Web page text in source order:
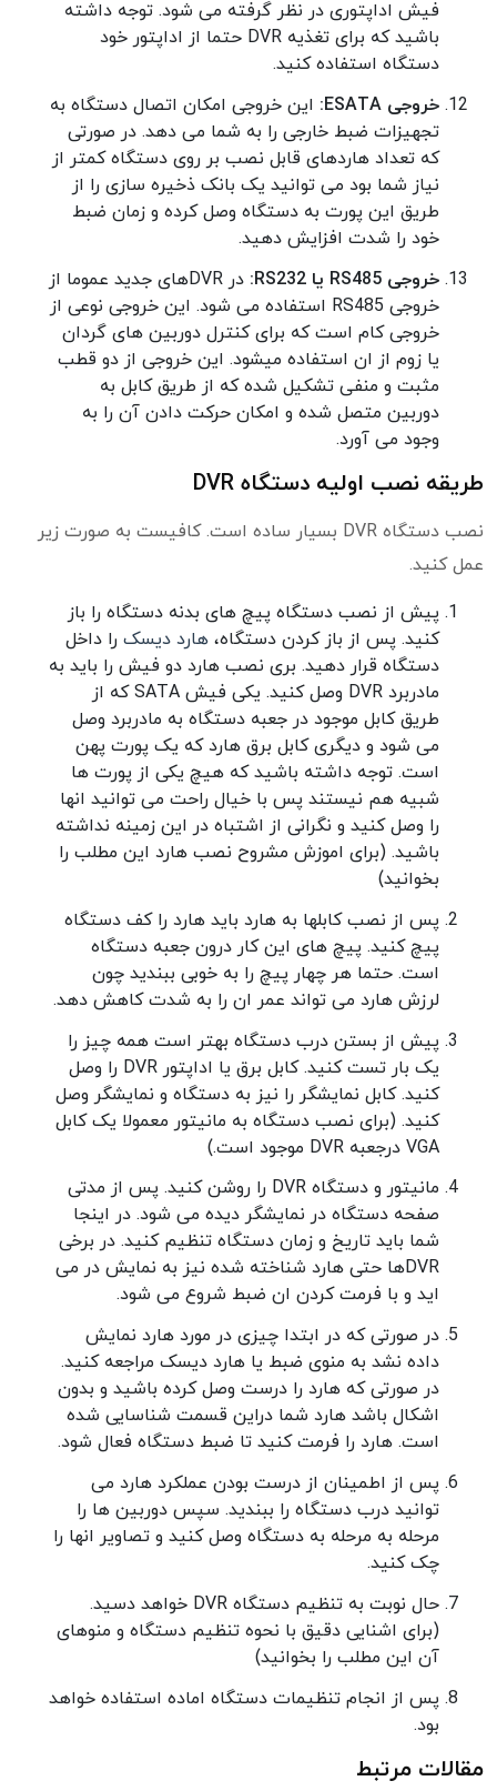
فیش اداپتوری در نظر گرفته می شود. توجه داشته
باشید که برای تغذیه DVR حتما از اداپتور خود
دستگاه استفاده کنید.
خروجی ESATA:
این خروجی امکان اتصال دستگاه به
تجهیزات ضبط خارجی را به شما می دهد. در صورتی
که تعداد هاردهای قابل نصب بر روی دستگاه کمتر از
نیاز شما بود می توانید یک بانک ذخیره سازی را از
طریق این پورت به دستگاه وصل کرده و زمان ضبط
خود را شدت افزایش دهید.
خروجی RS485 یا RS232:
در DVRهای جدید عموما از
خروجی RS485 استفاده می شود. این خروجی نوعی از
خروجی کام است که برای کنترل دوربین های گردان
یا زوم از ان استفاده میشود. این خروجی از دو قطب
مثبت و منفی تشکیل شده که از طریق کابل به
دوربین متصل شده و امکان حرکت دادن آن را به
وجود می آورد.
طریقه نصب اولیه دستگاه DVR
نصب دستگاه DVR بسیار ساده است. کافیست به صورت زیر
عمل کنید.
پیش از نصب دستگاه پیچ های بدنه دستگاه را باز
کنید. پس از باز کردن دستگاه، هارد دیسک را داخل
دستگاه قرار دهید. بری نصب هارد دو فیش را باید به
مادربرد DVR وصل کنید. یکی فیش SATA که از
طریق کابل موجود در جعبه دستگاه به مادربرد وصل
می شود و دیگری کابل برق هارد که یک پورت پهن
است. توجه داشته باشید که هیچ یکی از پورت ها
شبیه هم نیستند پس با خیال راحت می توانید انها
را وصل کنید و نگرانی از اشتباه در این زمینه نداشته
باشید. (برای اموزش مشروح نصب هارد این مطلب را
بخوانید)
پس از نصب کابلها به هارد باید هارد را کف دستگاه
پیچ کنید. پیچ های این کار درون جعبه دستگاه
است. حتما هر چهار پیچ را به خوبی ببندید چون
لرزش هارد می تواند عمر ان را به شدت کاهش دهد.
پیش از بستن درب دستگاه بهتر است همه چیز را
یک بار تست کنید. کابل برق یا اداپتور DVR را وصل
کنید. کابل نمایشگر را نیز به دستگاه و نمایشگر وصل
کنید. (برای نصب دستگاه به مانیتور معمولا یک کابل
VGA درجعبه DVR موجود است.)
مانیتور و دستگاه DVR را روشن کنید. پس از مدتی
صفحه دستگاه در نمایشگر دیده می شود. در اینجا
شما باید تاریخ و زمان دستگاه تنظیم کنید. در برخی
DVRها حتی هارد شناخته شده نیز به نمایش در می
اید و با فرمت کردن ان ضبط شروع می شود.
در صورتی که در ابتدا چیزی در مورد هارد نمایش
داده نشد به منوی ضبط یا هارد دیسک مراجعه کنید.
در صورتی که هارد را درست وصل کرده باشید و بدون
اشکال باشد هارد شما دراین قسمت شناسایی شده
است. هارد را فرمت کنید تا ضبط دستگاه فعال شود.
پس از اطمینان از درست بودن عملکرد هارد می
توانید درب دستگاه را ببندید. سپس دوربین ها را
مرحله به مرحله به دستگاه وصل کنید و تصاویر انها را
چک کنید.
حال نوبت به تنظیم دستگاه DVR خواهد دسید.
(برای اشنایی دقیق با نحوه تنظیم دستگاه و منوهای
آن این مطلب را بخوانید)
پس از انجام تنظیمات دستگاه اماده استفاده خواهد
بود.
مقالات مرتبط